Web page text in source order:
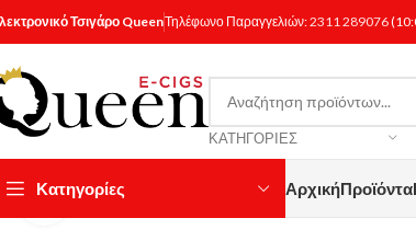
Τσιγάρο QueenΤηλέφωνο Παραγγελιών:2311 289076
ΚΑΤΗΓΟΡΊΕΣ
Κατηγορίες ΑρχικήΠροϊόντα
Κάντε κλικ για μεγέθυνση